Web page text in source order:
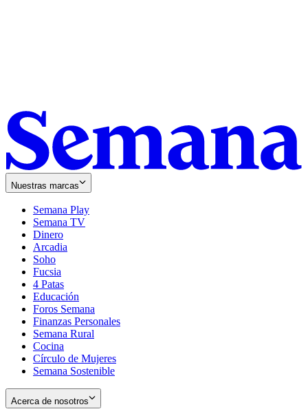
Nuestras marcas
Semana Play
Semana TV
Dinero
Arcadia
Soho
in
new
window
Fucsia
in
new
window
4 Patas
Educación
Foros Semana
Finanzas Personales
Semana Rural
Cocina
Círculo de Mujeres
Semana Sostenible
Acerca de nosotros